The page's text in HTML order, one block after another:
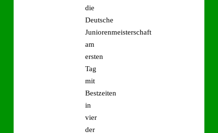
die
Deutsche
Juniorenmeisterschaft
am
ersten
Tag
mit
Bestzeiten
in
vier
der